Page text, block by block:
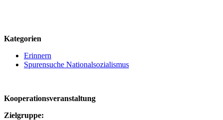
Kategorien
Erinnern
Spurensuche Nationalsozialismus
Kooperationsveranstaltung
Zielgruppe: